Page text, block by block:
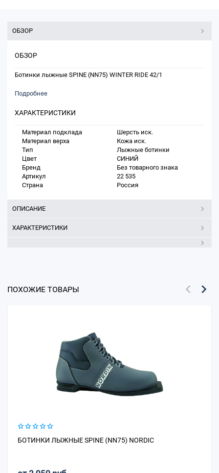
ОБЗОР
ОБЗОР
Ботинки лыжные SPINE (NN75) WINTER RIDE 42/1
Подробнее
ХАРАКТЕРИСТИКИ
Материал подклада
Шерсть иск.
Материал верха
Кожа иск.
Тип
Лыжные ботинки
Цвет
СИНИЙ
Бренд
Без товарного знака
Артикул
22 535
Страна
Россия
ОПИСАНИЕ
ХАРАКТЕРИСТИКИ
ПОХОЖИЕ ТОВАРЫ
БОТИНКИ ЛЫЖНЫЕ SPINE (NN75) NORDIC